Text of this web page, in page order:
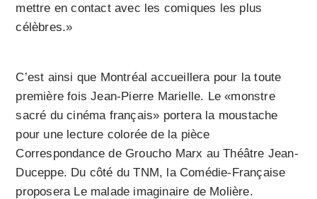
mettre en contact avec les comiques les plus
célèbres.»
C’est ainsi que Montréal accueillera pour la toute
première fois Jean-Pierre Marielle. Le «monstre
sacré du cinéma français» portera la moustache
pour une lecture colorée de la pièce
Correspondance de Groucho Marx au Théâtre Jean-
Ducep­pe. Du côté du TNM, la Comédie-Française
proposera Le malade imaginaire de Molière.